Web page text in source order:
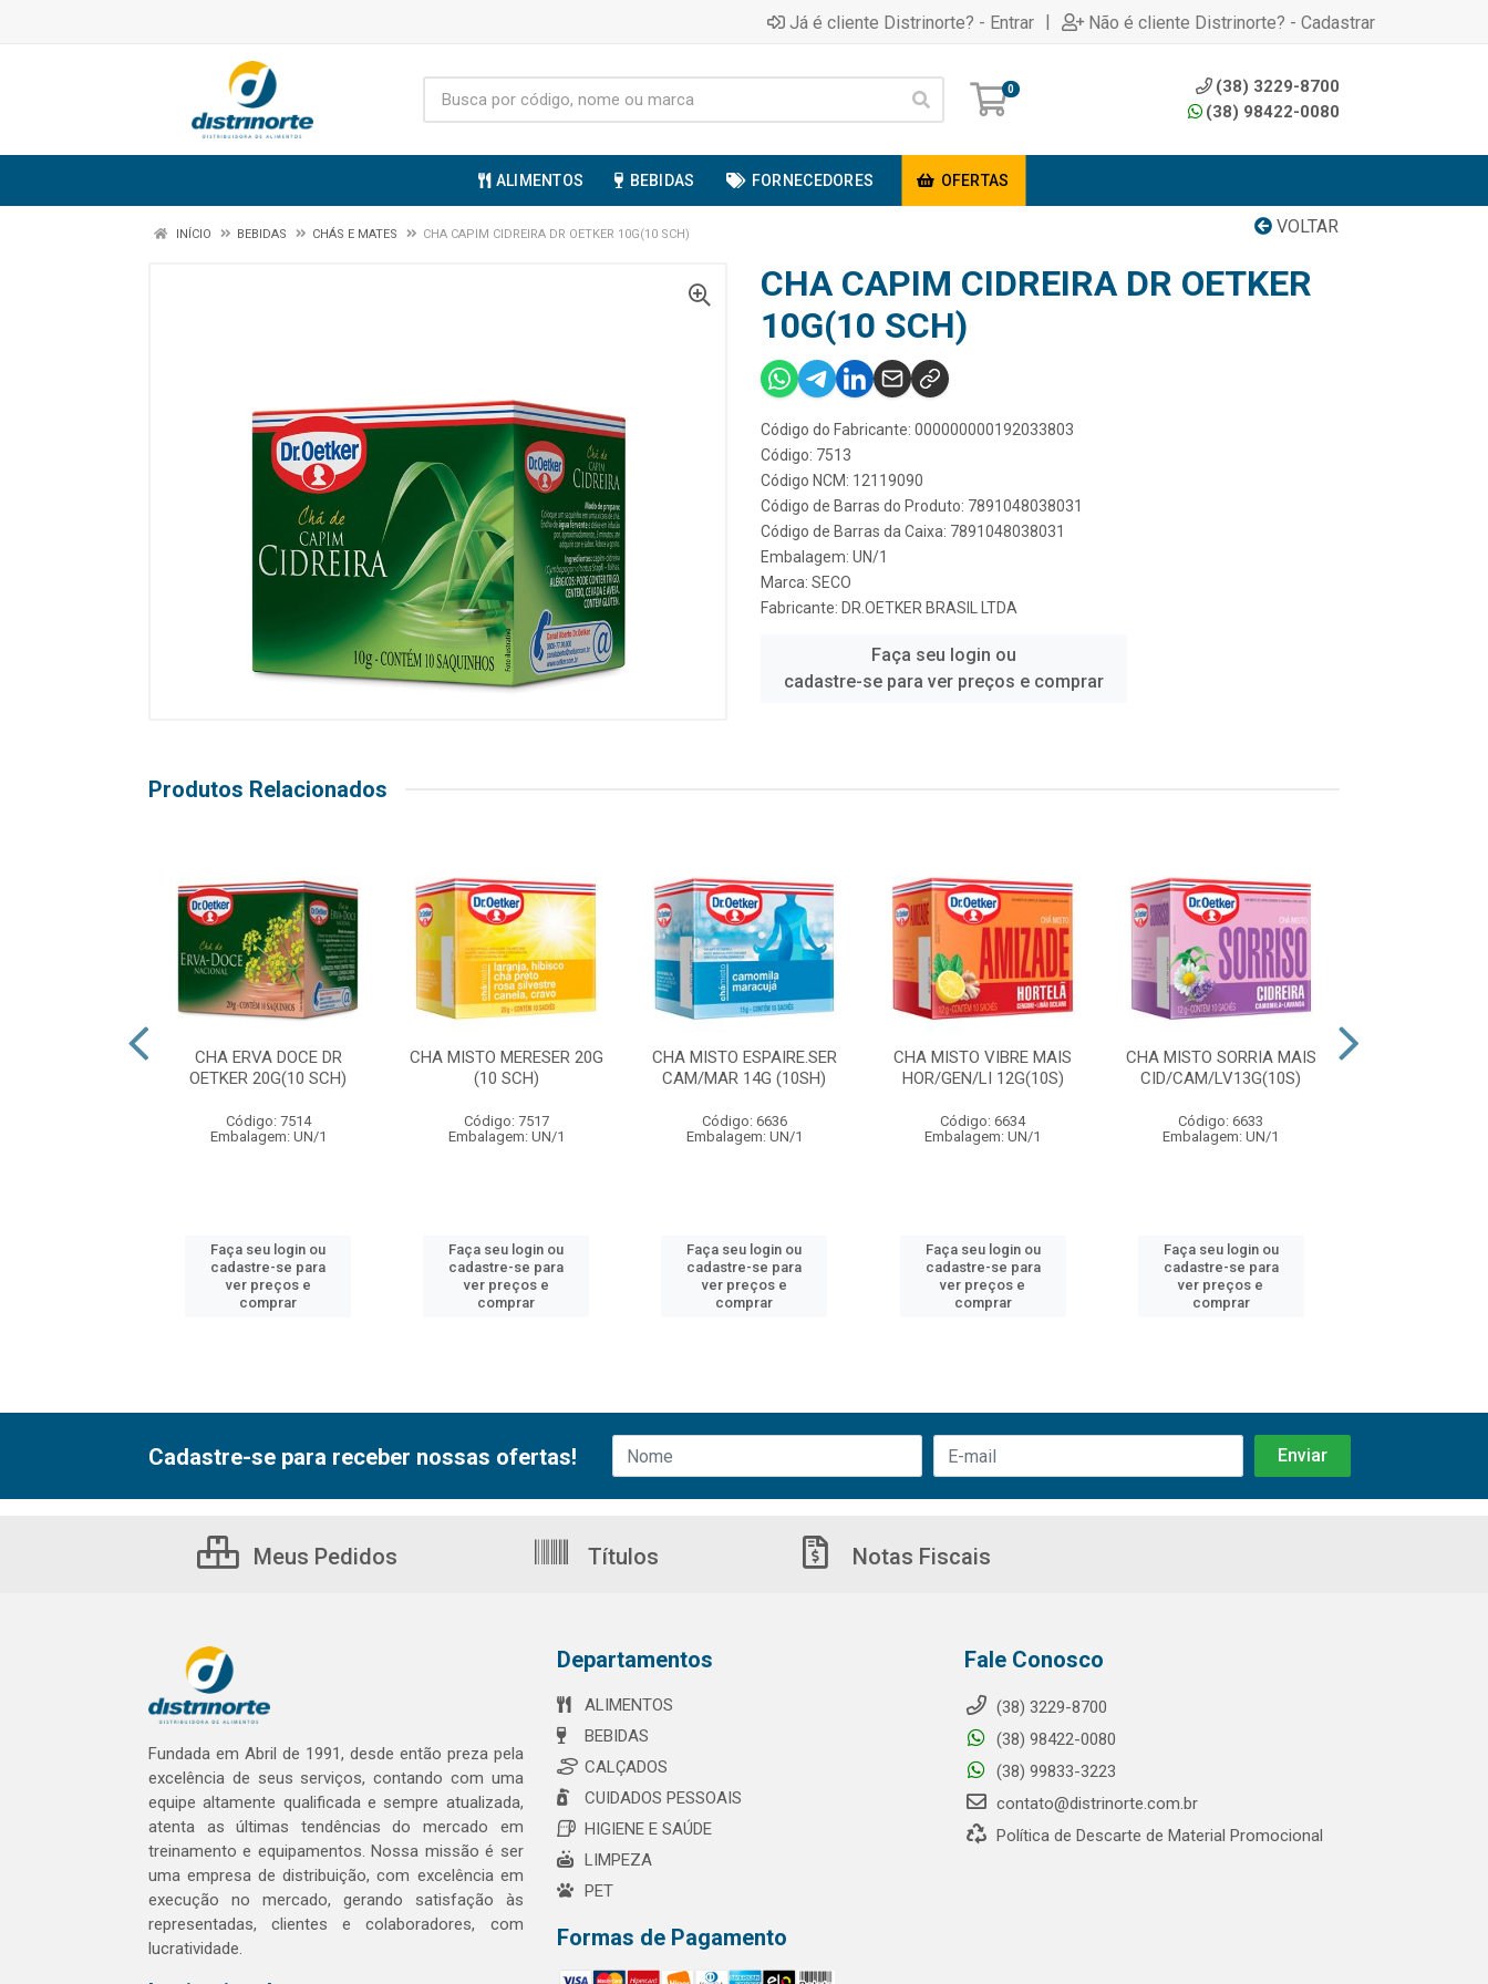
Já é cliente Distrinorte? - Entrar | Não é cliente Distrinorte? - Cadastrar
0
(38) 3229-8700
(38) 98422-0080
ALIMENTOS BEBIDAS FORNECEDORES OFERTAS
VOLTAR
INÍCIO BEBIDAS CHÁS E MATES CHA CAPIM CIDREIRA DR OETKER 10G(10 SCH)
CHA CAPIM CIDREIRA DR OETKER
10G(10 SCH)
Código do Fabricante: 000000000192033803
Código: 7513
Código NCM: 12119090
Código de Barras do Produto: 7891048038031
Código de Barras da Caixa: 7891048038031
Embalagem: UN/1
Marca: SECO
Fabricante: DR.OETKER BRASIL LTDA
Faça seu login ou
cadastre-se para ver preços e comprar
Produtos Relacionados
CHA ERVA DOCE DR
OETKER 20G(10 SCH)
Código: 7514
Embalagem: UN/1
Faça seu login ou
cadastre-se para
ver preços e
comprar
CHA MISTO MERESER 20G
(10 SCH)
Código: 7517
Embalagem: UN/1
Faça seu login ou
cadastre-se para
ver preços e
comprar
CHA MISTO ESPAIRE.SER
CAM/MAR 14G (10SH)
Código: 6636
Embalagem: UN/1
Faça seu login ou
cadastre-se para
ver preços e
comprar
CHA MISTO VIBRE MAIS
HOR/GEN/LI 12G(10S)
Código: 6634
Embalagem: UN/1
Faça seu login ou
cadastre-se para
ver preços e
comprar
CHA MISTO SORRIA MAIS
CID/CAM/LV13G(10S)
Código: 6633
Embalagem: UN/1
Faça seu login ou
cadastre-se para
ver preços e
comprar
Cadastre-se para receber nossas ofertas!
Meus Pedidos Títulos Notas Fiscais
Fundada em Abril de 1991, desde então preza pela
excelência de seus serviços, contando com uma
equipe altamente qualificada e sempre atualizada,
atenta as últimas tendências do mercado em
treinamento e equipamentos. Nossa missão é ser
uma empresa de distribuição, com excelência em
execução no mercado, gerando satisfação às
representadas, clientes e colaboradores, com
lucratividade.
Departamentos
ALIMENTOS
BEBIDAS
CALÇADOS
CUIDADOS PESSOAIS
HIGIENE E SAÚDE
LIMPEZA
PET
Formas de Pagamento
Fale Conosco
(38) 3229-8700
(38) 98422-0080
(38) 99833-3223
contato@distrinorte.com.br
Política de Descarte de Material Promocional